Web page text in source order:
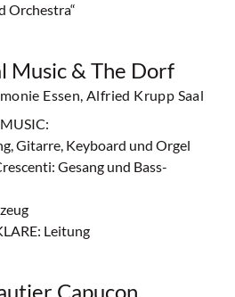
Orchestra“
Music & The Dorf
Essen, Alfried Krupp Saal
Gitarre, Keyboard und Orgel
Gesang und Bass-
Leitung
Capuçon